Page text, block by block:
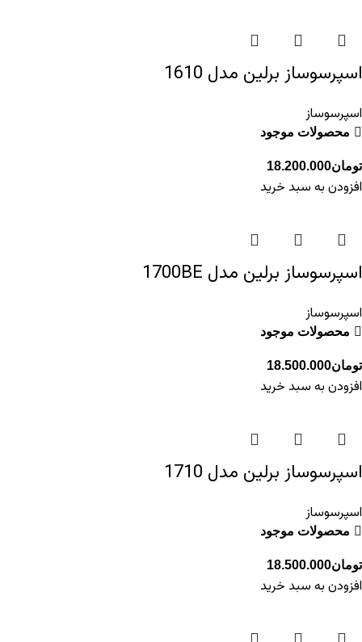
اسپرسوساز برلین مدل 1610
اسپرسوساز
محصولات موجود
تومان18.200.000
افزودن به سبد خرید
اسپرسوساز برلین مدل 1700BE
اسپرسوساز
محصولات موجود
تومان18.500.000
افزودن به سبد خرید
اسپرسوساز برلین مدل 1710
اسپرسوساز
محصولات موجود
تومان18.500.000
افزودن به سبد خرید